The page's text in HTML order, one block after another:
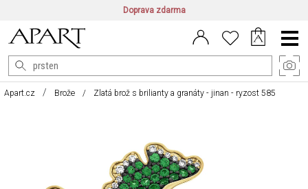
Doprava zdarma
CZ/CZK | EN/EUR PL/PLN
Main
Menu
Apart.cz Brože Zlatá brož s brilianty a granáty - jinan - ryzost 585